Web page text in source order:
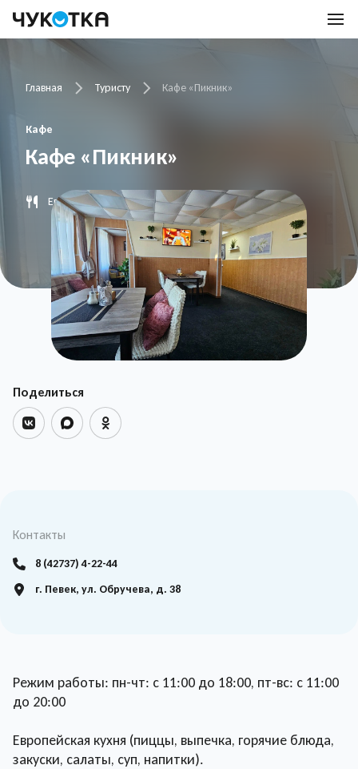
Главная Туристу Кафе «Пикник»
Кафе
Кафе «Пикник»
Европейская кухня
Поделиться
Контакты
8 (42737) 4-22-44
г. Певек, ул. Обручева, д. 38
Режим работы: пн-чт: с 11:00 до 18:00, пт-вс: с 11:00
до 20:00
Европейская кухня (пиццы, выпечка, горячие блюда,
закуски, салаты, суп, напитки).